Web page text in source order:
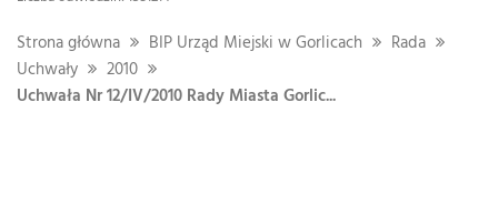
Strona główna BIP Urząd Miejski w Gorlicach
Rada
Uchwały
2010
Uchwała Nr 12/IV/2010 Rady Miasta Gorlic...